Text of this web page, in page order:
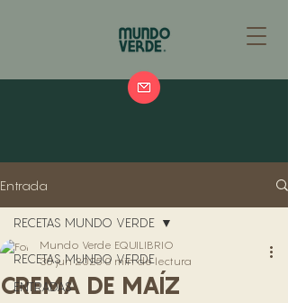
Entrada
RECETAS MUNDO VERDE
ENTRADAS
RECETAS MUNDO VERDE
CREMA DE MAÍZ
Mundo Verde EQUILIBRIO
30 jun 2025 0 min de lectura